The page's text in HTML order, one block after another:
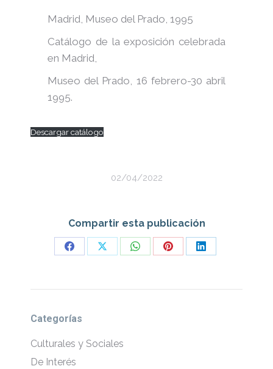
Madrid, Museo del Prado, 1995
Catálogo de la exposición celebrada
en Madrid,
Museo del Prado, 16 febrero-30 abril
1995.
Descargar catálogo
02/04/2022
Compartir esta publicación
Share
Facebook
Share
X
Share
WhatsApp
Share
Pinterest
Share
LinkedIn
Categorías
Culturales y Sociales
De Interés